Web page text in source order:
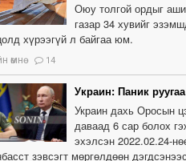
Оюу толгой ордыг
газар 34 хувийг
хүрээгүй л байгаа юм.
өмнө 14
Украин: Паник
Украин дахь Оросын
даваад 6 сар болох
эхэлсэн 2022.02.24-
зэвсэгт мөргөлдөөн